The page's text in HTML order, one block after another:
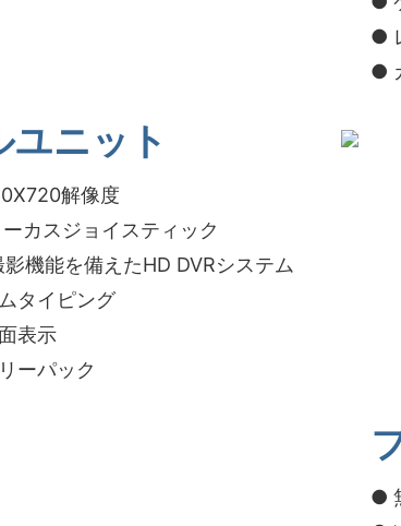
●
●
ユニット
解像度
カスジョイスティック
機能を備えたHD DVRシステム
タイピング
表示
ーパック
●